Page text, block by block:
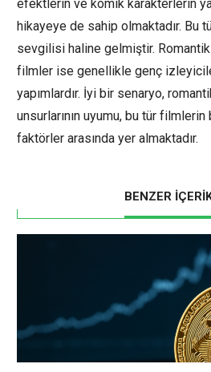
efektlerin ve komik karakterlerin
hikayeye de sahip olmaktadır. Bu
sevgilisi haline gelmiştir.
filmler ise genellikle genç
yapımlardır. İyi bir senaryo,
unsurlarının uyumu, bu tür filmlerin
faktörler arasında yer almaktadır.
BENZER